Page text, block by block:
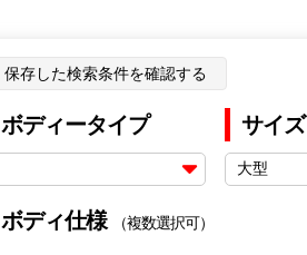
保存した検索条件を確認する
ボディータイプ サイズ
ボディ仕様 （複数選択可）